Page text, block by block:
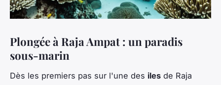
Plongée à Raja Ampat : un paradis
sous-marin
Dès les premiers pas sur l'une des iles de Raja